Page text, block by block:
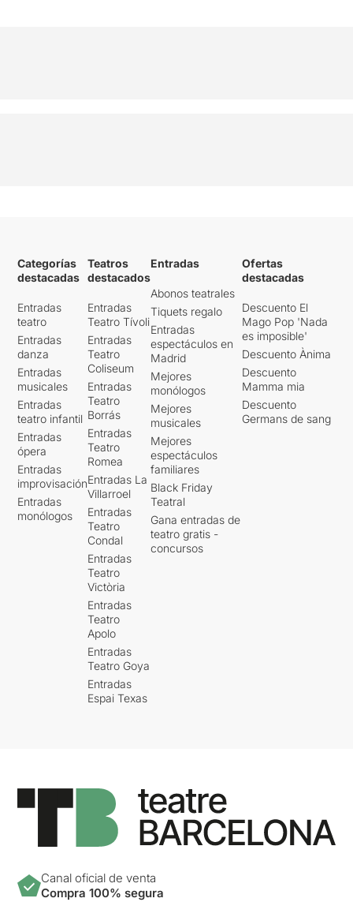
Categorías
destacadas
Entradas
teatro
Entradas
danza
Entradas
musicales
Entradas
teatro infantil
Entradas
ópera
Entradas
improvisación
Entradas
monólogos
Teatros
destacados
Entradas
Teatro Tívoli
Entradas
Teatro
Coliseum
Entradas
Teatro
Borrás
Entradas
Teatro
Romea
Entradas La
Villarroel
Entradas
Teatro
Condal
Entradas
Teatro
Victòria
Entradas
Teatro
Apolo
Entradas
Teatro Goya
Entradas
Espai Texas
Entradas
Abonos teatrales
Tiquets regalo
Entradas
espectáculos en
Madrid
Mejores
monólogos
Mejores
musicales
Mejores
espectáculos
familiares
Black Friday
Teatral
Gana entradas de
teatro gratis -
concursos
Ofertas
destacadas
Descuento El
Mago Pop 'Nada
es imposible'
Descuento Ànima
Descuento
Mamma mia
Descuento
Germans de sang
Canal oficial de venta
Compra 100% segura